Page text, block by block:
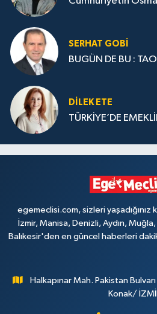
SERHAT GOBİ
BUGÜN DE BU : TAO
DILEK ETE
TÜRKİYE’DE
egemeclisi.com, sizleri
İzmir, Manisa, Denizli, Aydın,
Balıkesir'den en güncel haberleri
Halkapınar Mah. Pakistan
Konak/